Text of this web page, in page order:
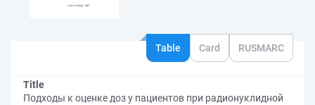
Table Card RUSMARC
Title
Подходы к оценке доз у пациентов при радионуклидной